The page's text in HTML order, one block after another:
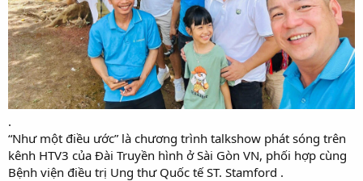
.
“Như một điều ước” là chương trình talkshow phát sóng trên
kênh HTV3 của Đài Truyền hình ở Sài Gòn VN, phối hợp cùng
Bệnh viện điều trị Ung thư Quốc tế ST. Stamford .